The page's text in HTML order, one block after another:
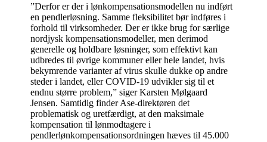
”Derfor er der i lønkompensationsmodellen nu indført
en pendlerløsning. Samme fleksibilitet bør indføres i
forhold til virksomheder. Der er ikke brug for særlige
nordjysk kompensationsmodeller, men derimod
generelle og holdbare løsninger, som effektivt kan
udbredes til øvrige kommuner eller hele landet, hvis
bekymrende varianter af virus skulle dukke op andre
steder i landet, eller COVID-19 udvikler sig til et
endnu større problem,” siger Karsten Mølgaard
Jensen. Samtidig finder Ase-direktøren det
problematisk og uretfærdigt, at den maksimale
kompensation til lønmodtagere i
pendlerlønkompensationsordningen hæves til 45.000